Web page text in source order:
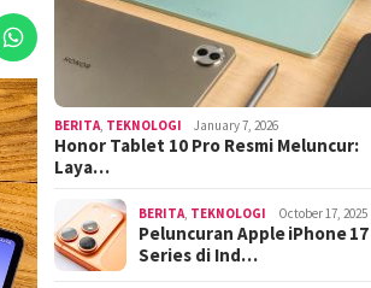
BERITA TEKNOLOGI January 7, 2026
Honor Tablet 10 Pro Resmi Meluncur:
Laya…
BERITA TEKNOLOGI October 17, 2025
Peluncuran Apple iPhone 17
Series di Ind…